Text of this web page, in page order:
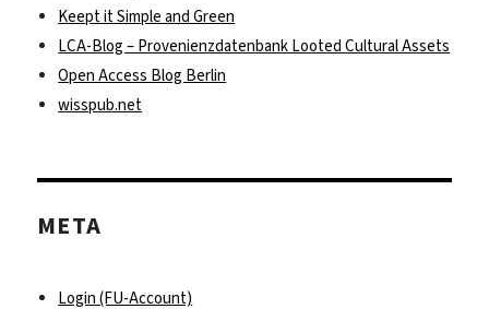
Keept it Simple and Green
LCA-Blog – Provenienzdatenbank Looted Cultural Assets
Open Access Blog Berlin
wisspub.net
META
Login (FU-Account)